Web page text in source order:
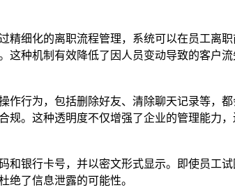
精细化的离职流程管理，系统可以在员工离
种机制有效降低了因人员变动导致的客户
作行为，包括删除好友、清除聊天记录等，
。这种透明度不仅增强了企业的管理能力，
银行卡号，并以密文形式显示。即使员工
绝了信息泄露的可能性。